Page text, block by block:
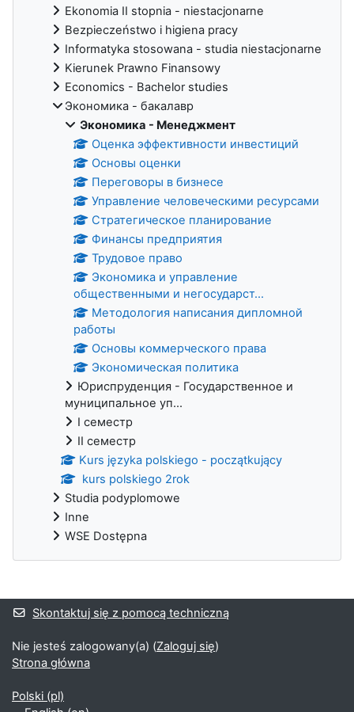
Ekonomia II stopnia - niestacjonarne
Bezpieczeństwo i higiena pracy
Informatyka stosowana - studia niestacjonarne
Kierunek Prawno Finansowy
Economics - Bachelor studies
Экономика - бакалавр
Экономика - Менеджмент
Оценка эффективности инвестиций
Основы оценки
Переговоры в бизнесе
Управление человеческими ресурсами
Стратегическое планирование
Финансы предприятия
Трудовое право
Экономика и управление
общественными и негосударст...
Методология написания дипломной
работы
Основы коммерческого права
Экономическая политика
Юриспруденция - Государственное и
муниципальное уп...
I семестр
II семестр
Kurs języka polskiego - początkujący
kurs polskiego 2rok
Studia podyplomowe
Inne
WSE Dostępna
Bloki uzupełniające
Skontaktuj się z pomocą techniczną
Nie jesteś zalogowany(a) (Zaloguj się)
Strona główna
Polski ‎(pl)‎